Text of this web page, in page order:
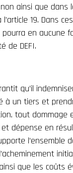
ainsi que dans
19. Dans
pourra en aucune
de DEFI.
qu’il
à un tiers et
tout dommage
dépense en
l’ensemble
que les coûts